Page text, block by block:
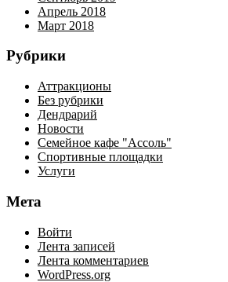
Апрель 2018
Март 2018
Рубрики
Аттракционы
Без рубрики
Дендрарий
Новости
Семейное кафе "Ассоль"
Спортивные площадки
Услуги
Мета
Войти
Лента записей
Лента комментариев
WordPress.org